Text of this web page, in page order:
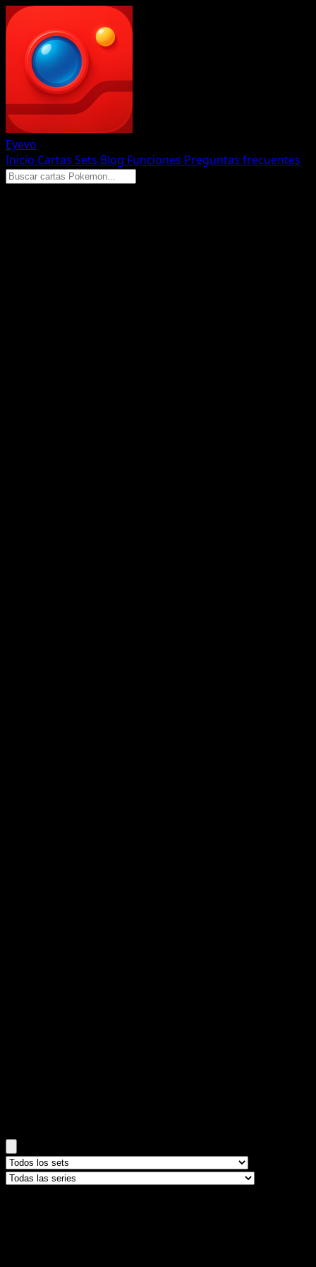
Eyevo
Inicio Cartas Sets Blog Funciones Preguntas frecuentes